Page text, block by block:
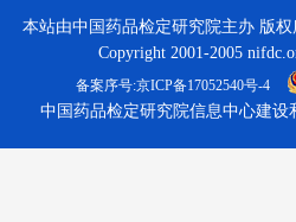
本站由中国药品检定研究院主办 版
Copyright 2001-2005
备案序号:京ICP备17052540号-4
中国药品检定研究院信息中心建设